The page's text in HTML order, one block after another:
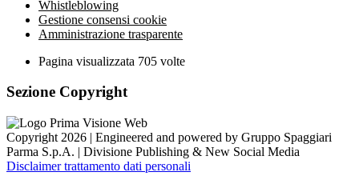
Whistleblowing
Gestione consensi cookie
Amministrazione trasparente
Pagina visualizzata 705 volte
Sezione Copyright
Copyright 2026 | Engineered and powered by Gruppo Spaggiari
Parma S.p.A. | Divisione Publishing & New Social Media
Disclaimer trattamento dati personali